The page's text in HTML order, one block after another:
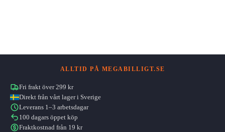
ALLTID PÅ MEGABILLIGT.SE
Fri frakt över 299 kr
Direkt från vårt lager i Sverige
Leverans 1–3 arbetsdagar
100 dagars öppet köp
Fraktkostnad från 19 kr